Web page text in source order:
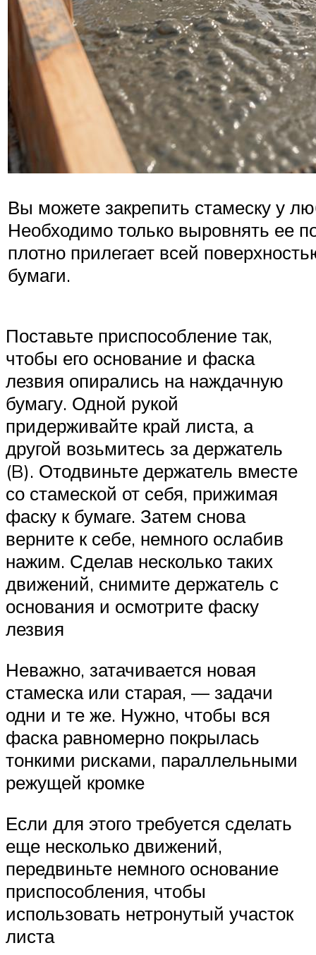
Вы можете закрепить стамеску у
Необходимо только выровнять ее
плотно прилегает всей
бумаги.
Поставьте приспособление так,
чтобы его основание и фаска
лезвия опирались на наждачную
бумагу. Одной рукой
придерживайте край листа, а
другой возьмитесь за держатель
(B). Отодвиньте держатель вместе
со стамеской от себя, прижимая
фаску к бумаге. Затем снова
верните к себе, немного ослабив
нажим. Сделав несколько таких
движений, снимите держатель с
основания и осмотрите фаску
лезвия
Неважно, затачивается новая
стамеска или старая, — задачи
одни и те же. Нужно, чтобы вся
фаска равномерно покрылась
тонкими рисками, параллельными
режущей кромке
Если для этого требуется сделать
еще несколько движений,
передвиньте немного основание
приспособления, чтобы
использовать нетронутый участок
листа